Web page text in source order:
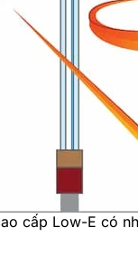
cấp Low-E có